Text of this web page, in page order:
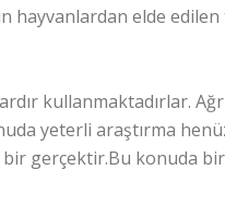
elde edilen
kullanmaktadırlar.
yeterli araştırma
bir gerçektir.Bu konuda